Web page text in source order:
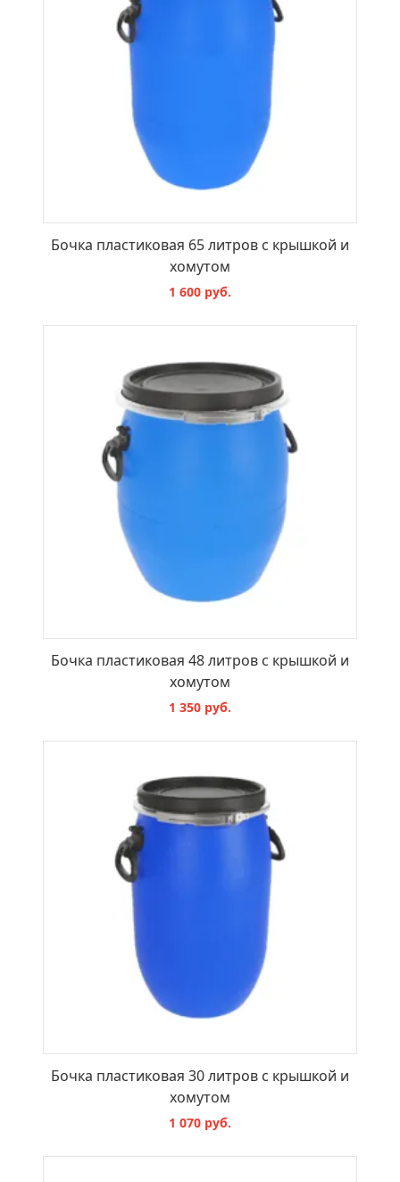
Бочка пластиковая 65 литров с крышкой и
хомутом
1 600 руб.
Бочка пластиковая 48 литров с крышкой и
хомутом
1 350 руб.
Бочка пластиковая 30 литров с крышкой и
хомутом
1 070 руб.